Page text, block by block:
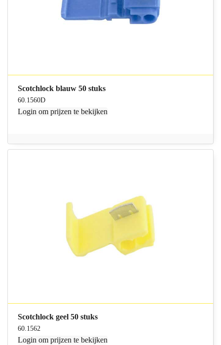
Scotchlock blauw 50 stuks
60.1560D
Login om prijzen te bekijken
Scotchlock geel 50 stuks
60.1562
Login om prijzen te bekijken